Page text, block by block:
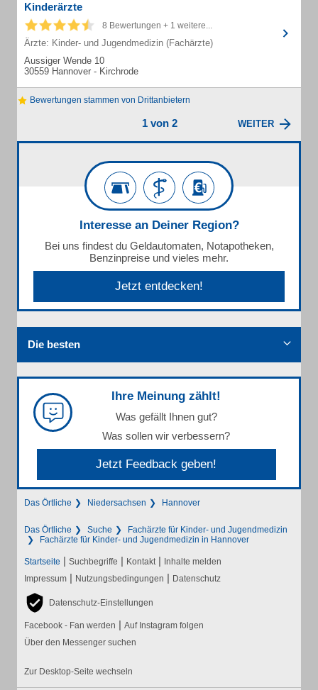
Kinderärzte
8 Bewertungen + 1 weitere...
Ärzte: Kinder- und Jugendmedizin (Fachärzte)
Aussiger Wende 10
30559 Hannover - Kirchrode
Bewertungen stammen von Drittanbietern
1 von 2 WEITER
Interesse an Deiner Region?
Bei uns findest du Geldautomaten, Notapotheken,
Benzinpreise und vieles mehr.
Jetzt entdecken!
Die besten
Ihre Meinung zählt!
Was gefällt Ihnen gut?
Was sollen wir verbessern?
Jetzt Feedback geben!
Das Örtliche Niedersachsen Hannover
Das Örtliche Suche
Fachärzte für Kinder- und Jugendmedizin
Fachärzte für Kinder- und Jugendmedizin in Hannover
Startseite | Suchbegriffe | Kontakt | Inhalte melden
Impressum | Nutzungsbedingungen | Datenschutz
Datenschutz-Einstellungen
Facebook - Fan werden | Auf Instagram folgen
Über den Messenger suchen
Zur Desktop-Seite wechseln